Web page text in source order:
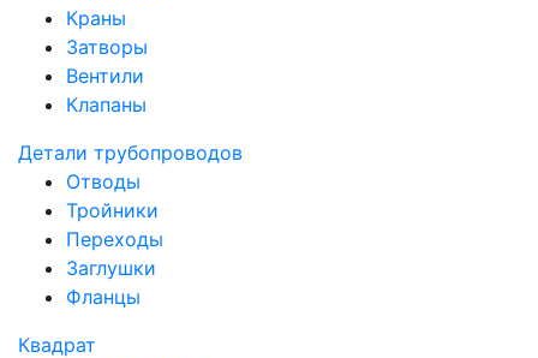
Краны
Затворы
Вентили
Клапаны
Детали трубопроводов
Отводы
Тройники
Переходы
Заглушки
Фланцы
Квадрат